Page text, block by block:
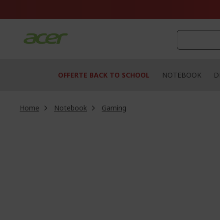
OFFERTE BACK TO SCHOOL NOTEBOOK
Home Notebook
Gaming